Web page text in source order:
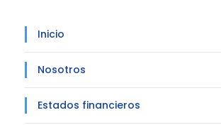
Inicio
Nosotros
Estados financieros